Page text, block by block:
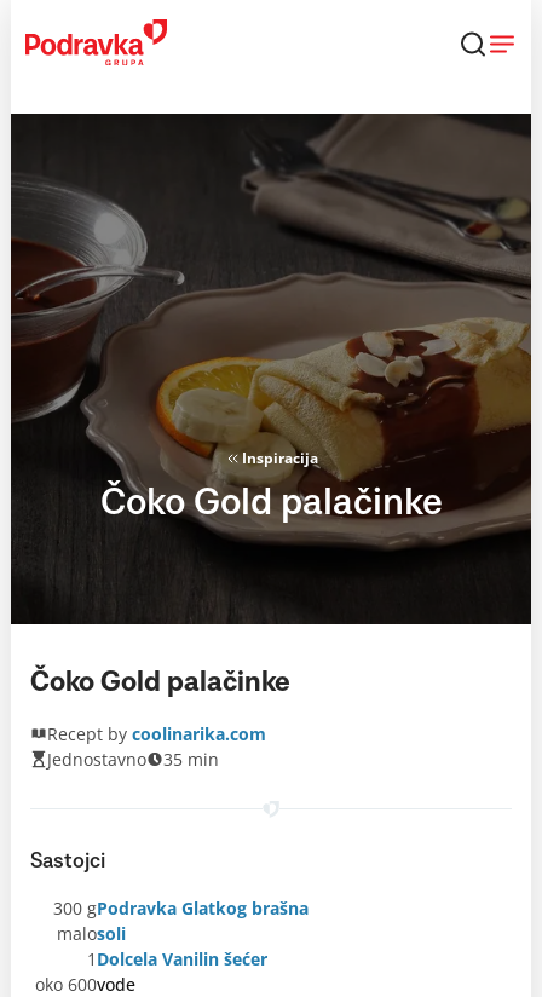
content
Inspiracija
Čoko Gold palačinke
Čoko Gold palačinke
Recept by coolinarika.com
Jednostavno
35 min
Sastojci
300 gPodravka Glatkog brašna
malosoli
1 Dolcela Vanilin šećer
oko 600vode